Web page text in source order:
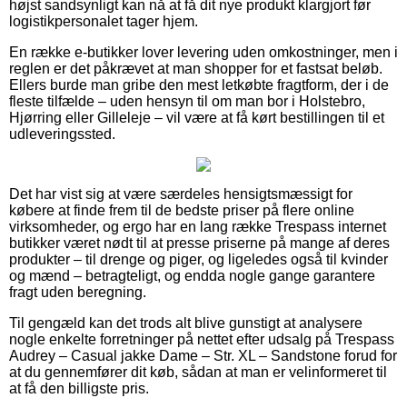
højst sandsynligt kan nå at få dit nye produkt klargjort før
logistikpersonalet tager hjem.
En række e-butikker lover levering uden omkostninger, men i
reglen er det påkrævet at man shopper for et fastsat beløb.
Ellers burde man gribe den mest letkøbte fragtform, der i de
fleste tilfælde – uden hensyn til om man bor i Holstebro,
Hjørring eller Gilleleje – vil være at få kørt bestillingen til et
udleveringssted.
Det har vist sig at være særdeles hensigtsmæssigt for
købere at finde frem til de bedste priser på flere online
virksomheder, og ergo har en lang række Trespass internet
butikker været nødt til at presse priserne på mange af deres
produkter – til drenge og piger, og ligeledes også til kvinder
og mænd – betragteligt, og endda nogle gange garantere
fragt uden beregning.
Til gengæld kan det trods alt blive gunstigt at analysere
nogle enkelte forretninger på nettet efter udsalg på Trespass
Audrey – Casual jakke Dame – Str. XL – Sandstone forud for
at du gennemfører dit køb, sådan at man er velinformeret til
at få den billigste pris.